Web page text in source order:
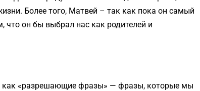
Более того, Матвей – так как пока он самый
что он бы выбрал нас как родителей и
как «разрешающие фразы» — фразы, которые мы